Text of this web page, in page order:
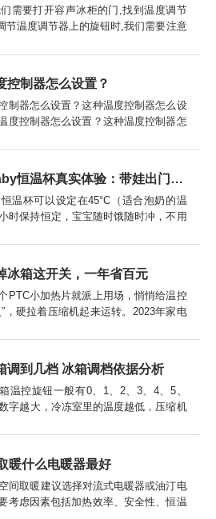
需要打开容声冰柜的门,找到温度调节
节温度调节器上的旋钮时,我们需要注意
容声冰柜的制冷效果。因此,我们应该
温度...
控制器怎么设置？
制器怎么设置？这种温度控制器怎么设
度控制器怎么设置？这种温度控制器怎
一981温度控制器怎么设置泛达p909温
taoqibaby恒温杯真实体验：带娃出门的“移动温奶站”，对比同类产品优势明显
温杯可以设定在45°C（适合泡奶的温
时保持恒定，宝宝随时饿随时冲，不用
恒温杯已经成为我出门必带的装备。如
冰箱这开关，一年省百元
PTC小加热片就派上用场，悄悄给温控
”，硬拉着压缩机起来运转。2023年家电
度电。冷冻室的温度万一回升到了零
调到几档 冰箱调档依据分析
温控旋钮一般有0、1、2、3、4、5、
字越大，冷冻室里的温度越低，压缩机
化来调节，一般春秋天我们可以调在3
要看你的...
暖什么电暖器最好
间取暖建议选择对流式电暖器或油汀电
考虑因素包括加热效率、安全性、恒温